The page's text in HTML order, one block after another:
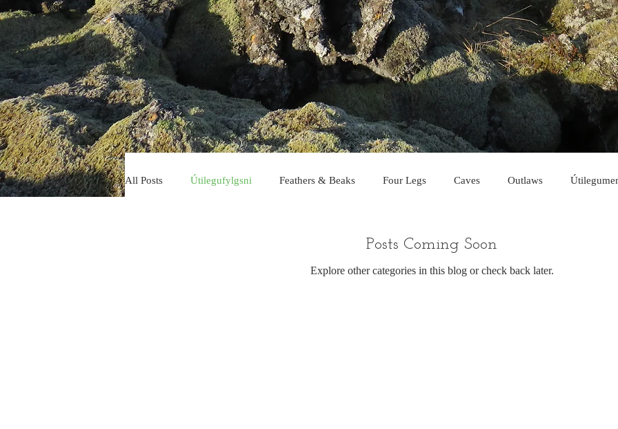
All Posts Útilegufylgsni Feathers & Beaks Four Legs Caves Outlaws
Posts Coming Soon
Explore other categories in this blog or check back later.